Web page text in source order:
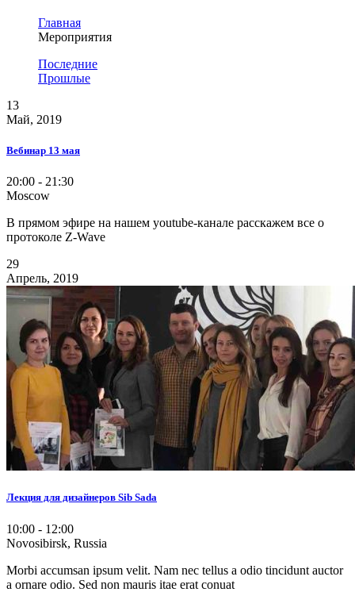
Главная
Мероприятия
Последние
Прошлые
13
Май, 2019
Вебинар 13 мая
20:00 - 21:30
Moscow
В прямом эфире на нашем youtube-канале расскажем все о
протоколе Z-Wave
29
Апрель, 2019
Лекция для дизайнеров Sib Sada
10:00 - 12:00
Novosibirsk, Russia
Morbi accumsan ipsum velit. Nam nec tellus a odio tincidunt auctor
a ornare odio. Sed non mauris itae erat conuat